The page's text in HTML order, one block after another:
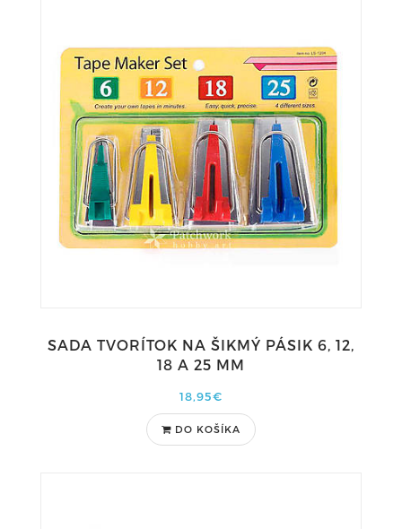
SADA TVORÍTOK NA ŠIKMÝ PÁSIK 6, 12,
18 A 25 MM
18,95€
DO KOŠÍKA